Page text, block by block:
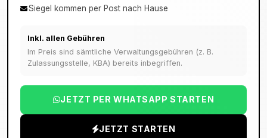
Siegel kommen per Post nach Hause
Inkl. allen Gebühren
Im Preis sind sämtliche Verwaltungsgebühren (z. B.
Zulassungsstelle, KBA) bereits inbegriffen.
JETZT PER WHATSAPP STARTEN
JETZT STARTEN